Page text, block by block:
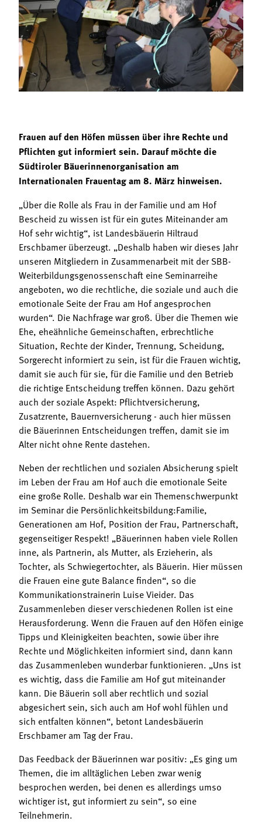
Mitgliedschaft
Landessekretariat
Bäuerliche Buffets
Hofgeschichten
Frauen auf den Höfen müssen über ihre Rechte und
Pflichten gut informiert sein. Darauf möchte die
Südtiroler Bäuerinnenorganisation am
Internationalen Frauentag am 8. März hinweisen.
„Über die Rolle als Frau in der Familie und am Hof
Bescheid zu wissen ist für ein gutes Miteinander am
Hof sehr wichtig“, ist Landesbäuerin Hiltraud
Erschbamer überzeugt. „Deshalb haben wir dieses Jahr
unseren Mitgliedern in Zusammenarbeit mit der SBB-
Weiterbildungsgenossenschaft eine Seminarreihe
angeboten, wo die rechtliche, die soziale und auch die
emotionale Seite der Frau am Hof angesprochen
wurden“. Die Nachfrage war groß. Über die Themen wie
Ehe, eheähnliche Gemeinschaften, erbrechtliche
Situation, Rechte der Kinder, Trennung, Scheidung,
Sorgerecht informiert zu sein, ist für die Frauen wichtig,
damit sie auch für sie, für die Familie und den Betrieb
die richtige Entscheidung treffen können. Dazu gehört
auch der soziale Aspekt: Pflichtversicherung,
Zusatzrente, Bauernversicherung - auch hier müssen
die Bäuerinnen Entscheidungen treffen, damit sie im
Alter nicht ohne Rente dastehen.
Neben der rechtlichen und sozialen Absicherung spielt
im Leben der Frau am Hof auch die emotionale Seite
eine große Rolle. Deshalb war ein Themenschwerpunkt
im Seminar die Persönlichkeitsbildung:Familie,
Generationen am Hof, Position der Frau, Partnerschaft,
gegenseitiger Respekt! „Bäuerinnen haben viele Rollen
inne, als Partnerin, als Mutter, als Erzieherin, als
Tochter, als Schwiegertochter, als Bäuerin. Hier müssen
die Frauen eine gute Balance finden“, so die
Kommunikationstrainerin Luise Vieider. Das
Zusammenleben dieser verschiedenen Rollen ist eine
Herausforderung. Wenn die Frauen auf den Höfen einige
Tipps und Kleinigkeiten beachten, sowie über ihre
Rechte und Möglichkeiten informiert sind, dann kann
das Zusammenleben wunderbar funktionieren. „Uns ist
es wichtig, dass die Familie am Hof gut miteinander
kann. Die Bäuerin soll aber rechtlich und sozial
abgesichert sein, sich auch am Hof wohl fühlen und
sich entfalten können“, betont Landesbäuerin
Erschbamer am Tag der Frau.
Das Feedback der Bäuerinnen war positiv: „Es ging um
Themen, die im alltäglichen Leben zwar wenig
besprochen werden, bei denen es allerdings umso
wichtiger ist, gut informiert zu sein“, so eine
Teilnehmerin.